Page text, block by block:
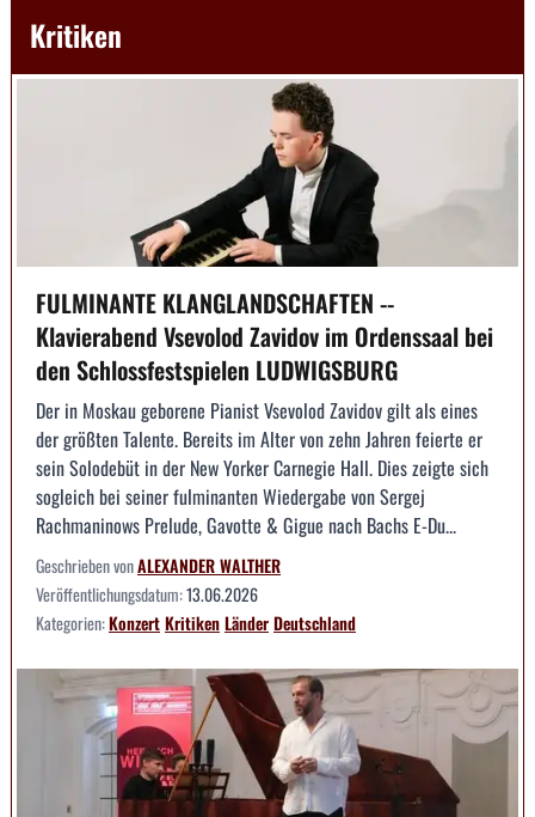
Kritiken
FULMINANTE KLANGLANDSCHAFTEN --
Klavierabend Vsevolod Zavidov im Ordenssaal bei
den Schlossfestspielen LUDWIGSBURG
Der in Moskau geborene Pianist Vsevolod Zavidov gilt als eines
der größten Talente. Bereits im Alter von zehn Jahren feierte er
sein Solodebüt in der New Yorker Carnegie Hall. Dies zeigte sich
sogleich bei seiner fulminanten Wiedergabe von Sergej
Rachmaninows Prelude, Gavotte & Gigue nach Bachs E-Du...
Geschrieben vonALEXANDER WALTHER
Veröffentlichungsdatum:13.06.2026
Kategorien:KonzertKritikenLänderDeutschland